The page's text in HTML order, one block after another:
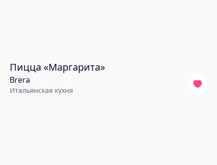
Пицца «Маргарита»
Brera
Итальянская кухня